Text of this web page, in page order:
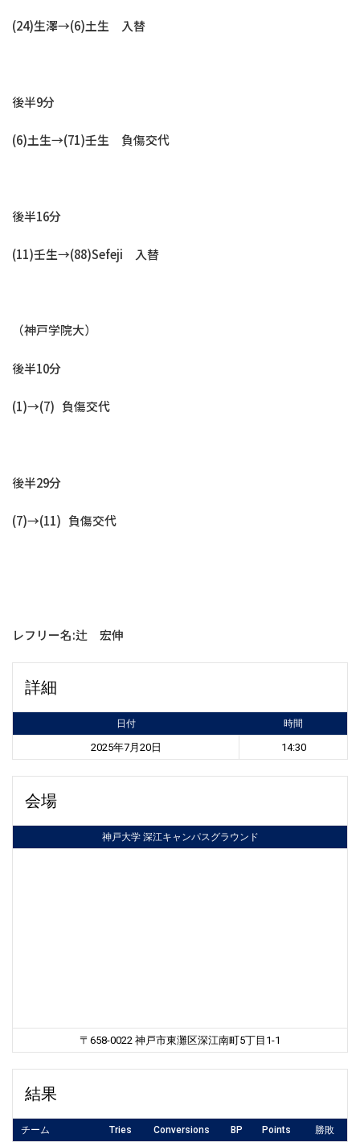
(24)生澤→(6)土生 入替
後半9分
(6)土生→(71)壬生 負傷交代
後半16分
(11)壬生→(88)Sefeji 入替
（神戸学院大）
後半10分
(1)→(7) 負傷交代
後半29分
(7)→(11) 負傷交代
レフリー名:辻 宏伸
詳細
日付 時間
2025年7月20日 14:30
会場
神戸大学 深江キャンパスグラウンド
〒658-0022 神戸市東灘区深江南町5丁目1-1
結果
チーム Tries Conversions BP Points 勝敗